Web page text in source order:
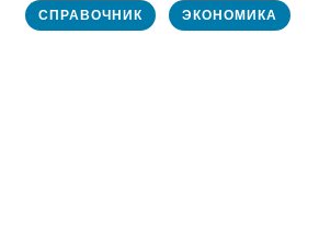
СПРАВОЧНИК ЭКОНОМИКА